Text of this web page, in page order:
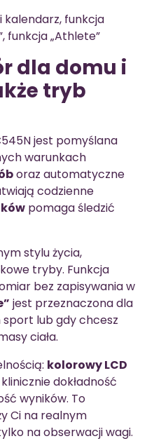
kalendarz, funkcja
funkcja „Athlete”
dla domu i
tryb
jest pomyślana
warunkach
oraz automatyczne
codzienne
pomaga śledzić
stylu życia,
tryby. Funkcja
bez zapisywania w
jest przeznaczona dla
lub gdy chcesz
ciała.
kolorowy LCD
dokładność
wyników. To
Ci na realnym
na obserwacji wagi.